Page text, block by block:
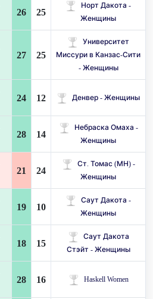
26 25
Норт Дакота -
Женщины
27 25
Университет
Миссури в Канзас-Сити
- Женщины
24 12 Денвер - Женщины
28 14
Небраска Омаха -
Женщины
21 24
Ст. Томас (МН) -
Женщины
19 10
Саут Дакота -
Женщины
18 15
Саут Дакота
Стэйт - Женщины
28 16 Haskell Women